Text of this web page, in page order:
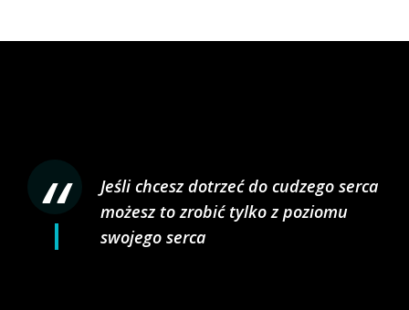
Jeśli chcesz dotrzeć do cudzego serca
możesz to zrobić tylko z poziomu
swojego serca